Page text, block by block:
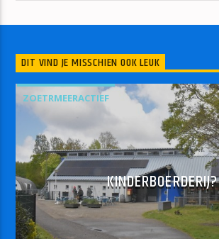
DIT VIND JE MISSCHIEN OOK LEUK
ZOETRMEERACTIEF
KINDERBOERDERIJ?